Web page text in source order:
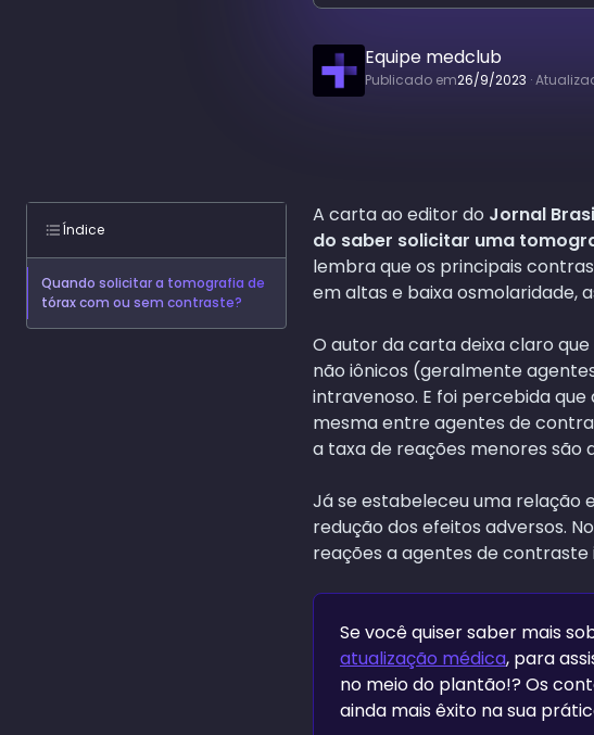
Equipe medclub
Publicado em26/9/2023 ·
Índice
Quando solicitar a tomografia de
tórax com ou sem contraste?
A carta ao editor do Jornal
do saber solicitar uma
lembra que os principais
em altas e baixa osmolaridade,
O autor da carta deixa claro
não iônicos (geralmente
intravenoso. E foi percebida que
mesma entre agentes de
a taxa de reações menores
Já se estabeleceu uma relação
redução dos efeitos adversos.
reações a agentes de contraste
Se você quiser saber mais
atualização médica, para
no meio do plantão!? Os
ainda mais êxito na sua